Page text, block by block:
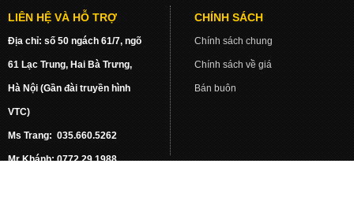
LIÊN HỆ VÀ HỖ TRỢ
Địa chỉ: số 50 ngách 61/7, ngõ
61 Lạc Trung, Hai Bà Trưng,
Hà Nội (Gần đài truyền hình
VTC)
Ms Trang: 035.660.5262
Mr Khánh: 0772.29.1988
CHÍNH SÁCH
Chính sách chung
Chính sách về giá
Bán buôn